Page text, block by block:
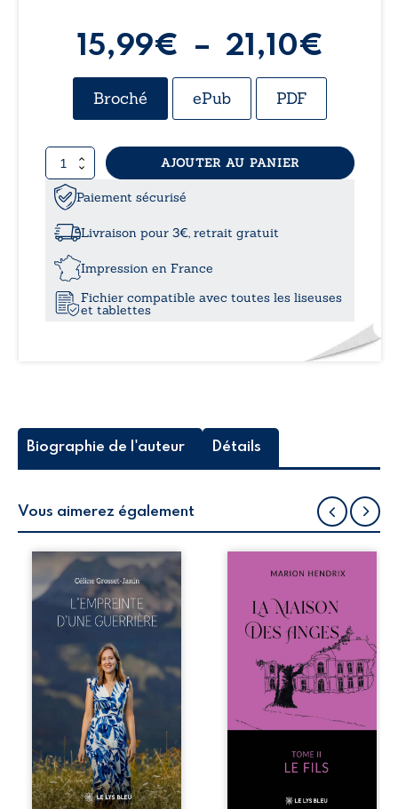
15,99€ – 21,10€
de
Broché ePub PDF
quantité
de
On
dit
mais
dit
AJOUTER AU PANIER
Paiement sécurisé
Livraison pour 3€, retrait gratuit
Impression en France
Fichier compatible avec toutes les liseuses
et tablettes
Biographie de l'auteur Détails
Vous aimerez également
Que reste-t-il de
l’enfance lorsque
la maladie impose
ses propres règles
? L’empreinte
d’une guerrière
livre, sans détour,
le récit d’un
quotidien
bouleversé par la
maladie
chronique,
l’errance médicale
et de longues
hospitalisations.
L’auteure y
Nous sommes en
après le décès du
patriarche
Anatole-Eustache.
La famille devra
affronter non
seulement un
inconnu qui rôde
autour du
domaine et dont
Firmin, le fidèle
majordome,
redoute les visites,
encombrant